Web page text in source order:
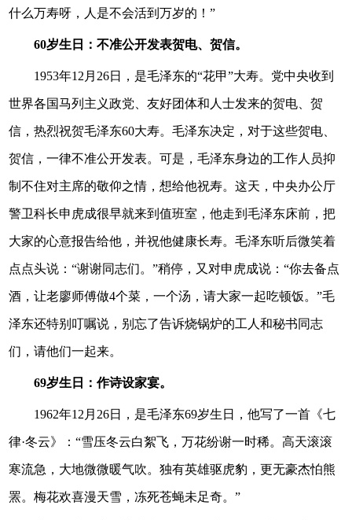
什么万寿呀，人是不会活到万岁的！”
60岁生日：不准公开发表贺电、贺信。
1953年12月26日，是毛泽东的“花甲”大寿。党中央收到
世界各国马列主义政党、友好团体和人士发来的贺电、贺
信，热烈祝贺毛泽东60大寿。毛泽东决定，对于这些贺电、
贺信，一律不准公开发表。可是，毛泽东身边的工作人员抑
制不住对主席的敬仰之情，想给他祝寿。这天，中央办公厅
警卫科长申虎成很早就来到值班室，他走到毛泽东床前，把
大家的心意报告给他，并祝他健康长寿。毛泽东听后微笑着
点点头说：“谢谢同志们。”稍停，又对申虎成说：“你去备点
酒，让老廖师傅做4个菜，一个汤，请大家一起吃顿饭。”毛
泽东还特别叮嘱说，别忘了告诉烧锅炉的工人和秘书同志
们，请他们一起来。
69岁生日：作诗设家宴。
1962年12月26日，是毛泽东69岁生日，他写了一首《七
律·冬云》：“雪压冬云白絮飞，万花纷谢一时稀。高天滚滚
寒流急，大地微微暖气吹。独有英雄驱虎豹，更无豪杰怕熊
罴。梅花欢喜漫天雪，冻死苍蝇未足奇。”